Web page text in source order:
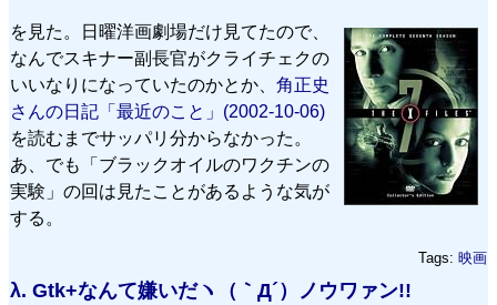
を見た。日曜洋画劇場だけ見てたので、
なんでスキナー副長官がクライチェクの
いいなりになっていたのかとか、 角正史
さんの日記「最近のこと」(2002-10-06)
を読むまでサッパリ分からなかった。
あ、でも「ブラックオイルのワクチンの
実験」の回は見たことがあるような気が
する。
Tags: 映画
λ. Gtk+なんて嫌いだヽ（｀Д´）ノウワァン!!